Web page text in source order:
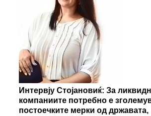
Интервју Стојановиќ: За
компаниите потребно е
постоечките мерки од државата,